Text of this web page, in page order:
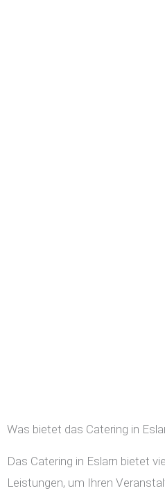
Was bietet das Catering in
Das Catering in Eslarn bietet
Leistungen, um Ihren